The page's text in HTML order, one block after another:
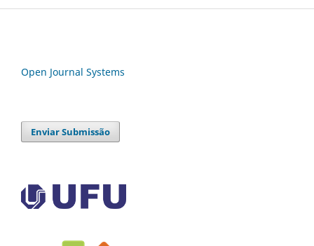
Open Journal Systems
Enviar Submissão